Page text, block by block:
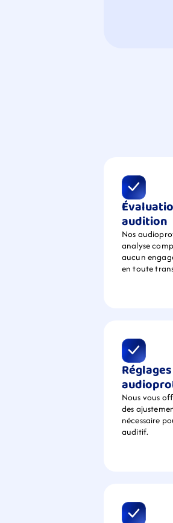
audition
Nos
analyse
aucun
en toute
Nous vous
des
nécessaire
auditif.